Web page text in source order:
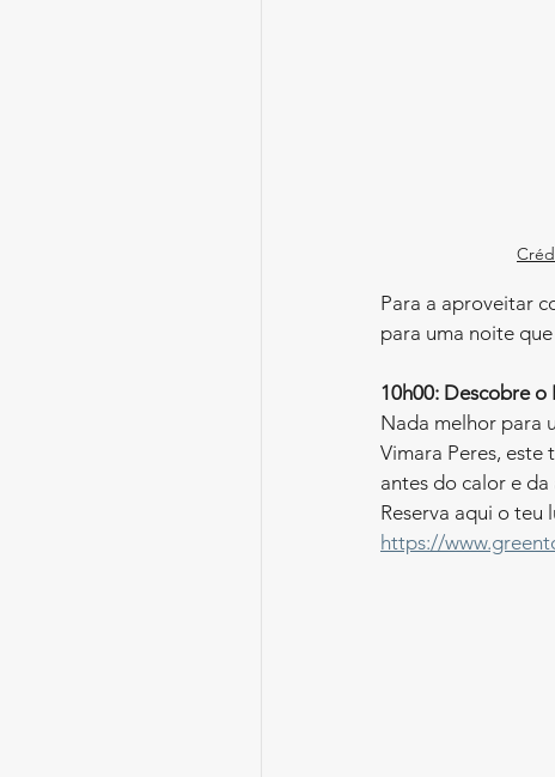
Para a aproveitar
para uma noite
10h00: Descobre
Nada melhor para
Vimara Peres,
antes do calor e
Reserva aqui o teu
https://